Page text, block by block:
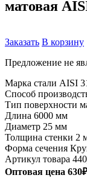
матовая
Заказать В корзину
Предложение не
Марка стали AISI
Способ
Тип поверхности
Длина 6000 мм
Диаметр 25 мм
Толщина стенки 2
Форма сечения
Артикул товара
Оптовая цена 630